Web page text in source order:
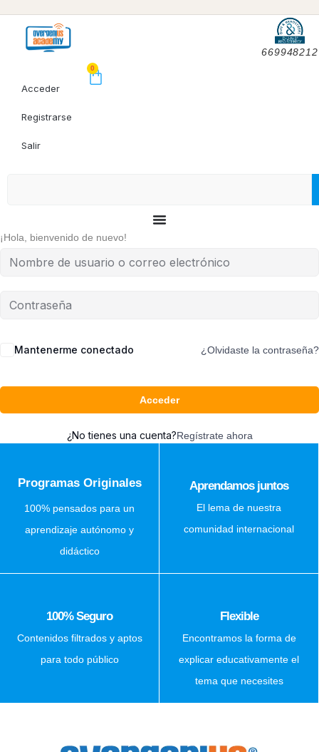
669948212
Acceder
Registrarse
Salir
0
¡Hola, bienvenido de nuevo!
Mantenerme conectado ¿Olvidaste la contraseña?
Acceder
¿No tienes una cuenta?Regístrate ahora
Programas Originales
100% pensados para un
aprendizaje autónomo y
didáctico
Aprendamos juntos
El lema de nuestra
comunidad internacional
100% Seguro
Contenidos filtrados y aptos
para todo público
Flexible
Encontramos la forma de
explicar educativamente el
tema que necesites